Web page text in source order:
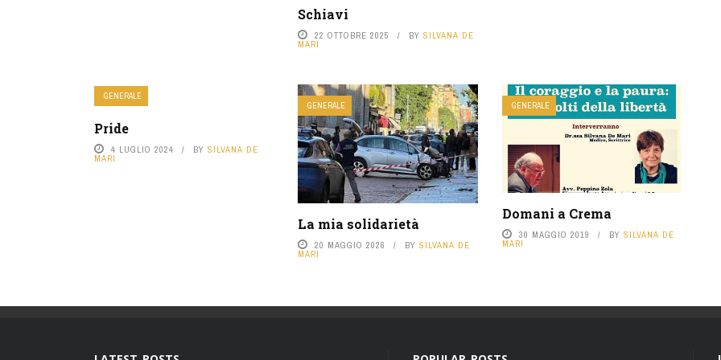
Schiavi
22 OTTOBRE 2025 BYSILVANA DE
MARI
GENERALE
Pride
4 LUGLIO 2024 BY SILVANA DE
MARI
GENERALE
La mia solidarietà
20 MAGGIO 2026 BYSILVANA DE
MARI
GENERALE
Domani a Crema
30 MAGGIO 2019 BY SILVANA DE
MARI